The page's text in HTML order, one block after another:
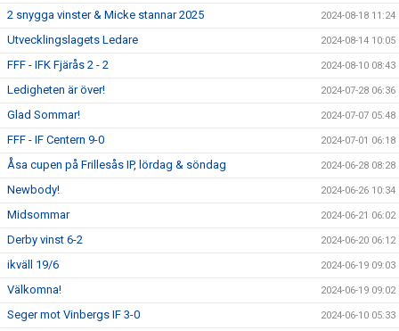
2 snygga vinster & Micke stannar 2025 2024-08-18 11:24
Utvecklingslagets Ledare 2024-08-14 10:05
FFF - IFK Fjärås 2 - 2 2024-08-10 08:43
Ledigheten är över! 2024-07-28 06:36
Glad Sommar! 2024-07-07 05:48
FFF - IF Centern 9-0 2024-07-01 06:18
Åsa cupen på Frillesås IP, lördag & söndag 2024-06-28 08:28
Newbody! 2024-06-26 10:34
Midsommar 2024-06-21 06:02
Derby vinst 6-2 2024-06-20 06:12
ikväll 19/6 2024-06-19 09:03
Välkomna! 2024-06-19 09:02
Seger mot Vinbergs IF 3-0 2024-06-10 05:33